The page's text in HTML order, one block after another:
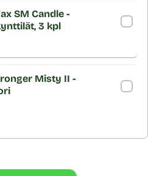
SM Candle -
3 kpl
Misty II -